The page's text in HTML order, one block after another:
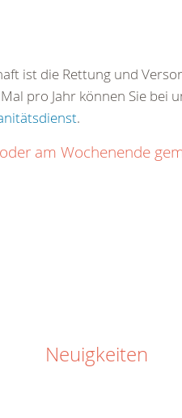
ist die Rettung und
pro Jahr können Sie bei
.
am Wochenende
Neuigkeiten